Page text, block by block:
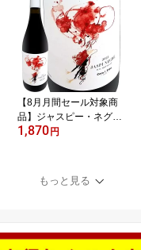
寄りのライトボディ 辛口
カタルーニャ テラ・アル
タ トニ・コカ コカ兄弟
ガルナッチャ・ブランカ
マカベオ 古木 高樹齢 ガ
ルナッチャ・ブランカ7
0% マカベオ30% 手摘み
【8月月間セール対象商
品】ジャスピー・ネグレ
2021 スペイン 赤ワイン
モンサン コカ・イ・フィ
ト トニ・コカ 最高樹齢7
アンドレアス・ラーショ
1,870円
もっと見る